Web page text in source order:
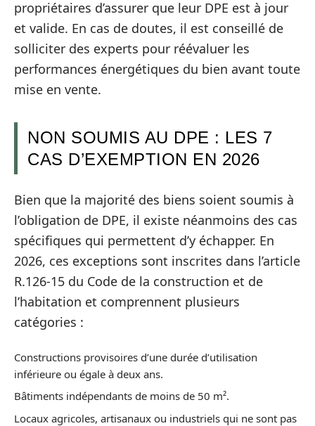
propriétaires d’assurer que leur DPE est à jour
et valide. En cas de doutes, il est conseillé de
solliciter des experts pour réévaluer les
performances énergétiques du bien avant toute
mise en vente.
NON SOUMIS AU DPE : LES 7
CAS D’EXEMPTION EN 2026
Bien que la majorité des biens soient soumis à
l’obligation de DPE, il existe néanmoins des cas
spécifiques qui permettent d’y échapper. En
2026, ces exceptions sont inscrites dans l’article
R.126-15 du Code de la construction et de
l’habitation et comprennent plusieurs
catégories :
Constructions provisoires d’une durée d’utilisation
inférieure ou égale à deux ans.
Bâtiments indépendants de moins de 50 m².
Locaux agricoles, artisanaux ou industriels qui ne sont pas